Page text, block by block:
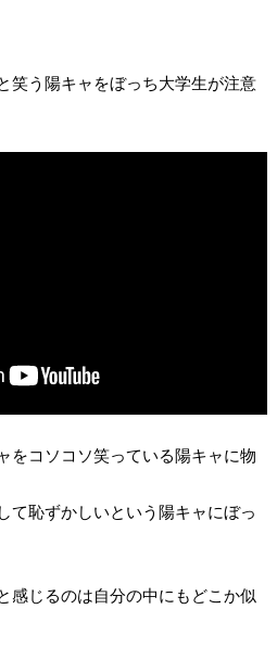
笑う陽キャをぼっち大学生が注意
をコソコソ笑っている陽キャに物
て恥ずかしいという陽キャにぼっ
感じるのは自分の中にもどこか似